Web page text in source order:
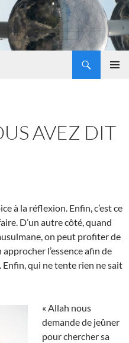
AVEZ DIT
à la réflexion. Enfin, c’est ce
D’un autre côté, quand
on peut profiter de
l’essence afin de
qui ne tente rien ne sait
« Allah nous
demande de jeûner
pour chercher sa